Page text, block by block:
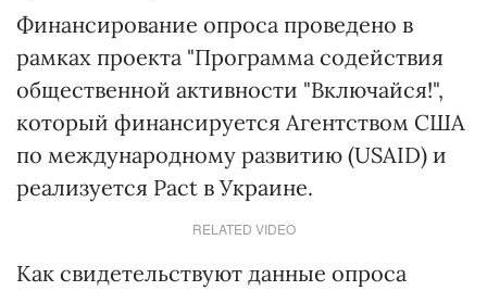
Финансирование опроса проведено в
рамках проекта "Программа содействия
общественной активности "Включайся!",
который финансируется Агентством США
по международному развитию (USAID) и
реализуется Pact в Украине.
RELATED VIDEO
Как свидетельствуют данные опроса